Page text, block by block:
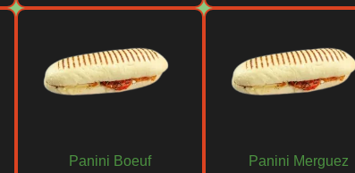
Panini Boeuf Panini Merguez